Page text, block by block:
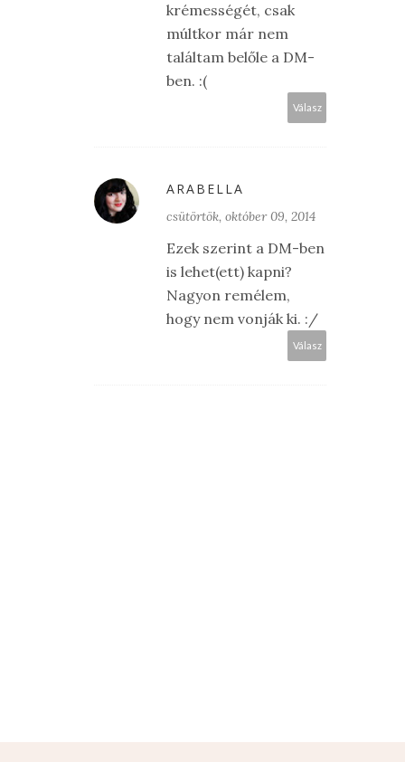
krémességét, csak
múltkor már nem
találtam belőle a DM-
ben. :(
Válasz
ARABELLA
csütörtök, október 09, 2014
Ezek szerint a DM-ben
is lehet(ett) kapni?
Nagyon remélem,
hogy nem vonják ki. :/
Válasz